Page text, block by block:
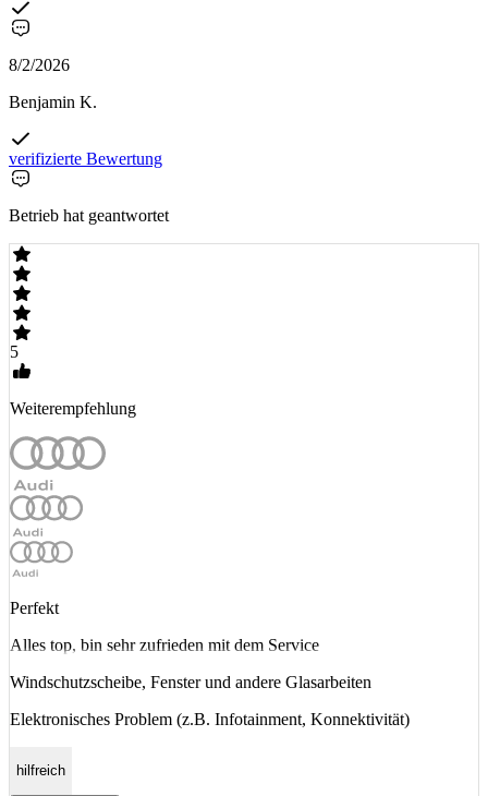
8/2/2026
Benjamin K.
verifizierte Bewertung
Betrieb hat geantwortet
5
Weiterempfehlung
Perfekt
Alles top, bin sehr zufrieden mit dem Service
Windschutzscheibe, Fenster und andere Glasarbeiten
Elektronisches Problem (z.B. Infotainment, Konnektivität)
hilfreich